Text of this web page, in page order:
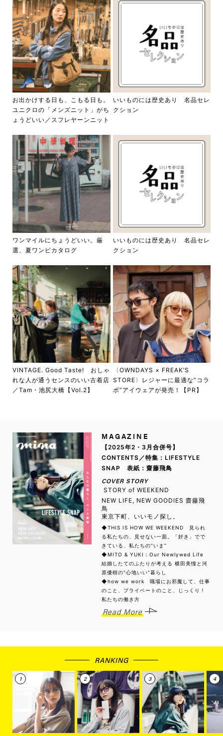
お出かけする日も、こもる日も。
ユニクロの「メンズニット」がち
ょうどいい／スフレヤーンニット
いいものには歴史あり 名品セレ
クション
ワンマイルにちょうどいい。厳
選、夏ワンピカタログ
いいものには歴史あり 名品セレ
クション
VINTAGE. Good Taste! おしゃ
れな人が通うセンスのいい古着店
／Tam・池尻大橋【Vol.2】
〈OWNDAYS × FREAK’S
STORE〉レジャーに最適な”コラ
ボ”アイウェアが発売！【PR】
MAGAZINE
【2025年2・3月合併号】
CONTENTS／特集：LIFESTYLE
SNAP 表紙：齋藤飛鳥
COVER STORY
STORY of WEEKEND
NEW LIFE, NEW GOODIES 齋藤飛
鳥
東京下町、いいモノ探し。
◆THIS IS HOW WE WEEKEND 見られ
る私たちの、見せない一面。「好き」でで
きている、私たちの“いま”
◆MITO & YUKI：Our Newlywed Life
結婚したてのふたりが考える 横田美憧と河
原優樹の“心地いい”暮らし
◆how we work 職場にお邪魔して、仕事
のこと、プライベートのこと、じっくり！
私たちの働き方
Read More
RANKING